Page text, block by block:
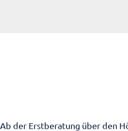
Ab der Erstberatung über den